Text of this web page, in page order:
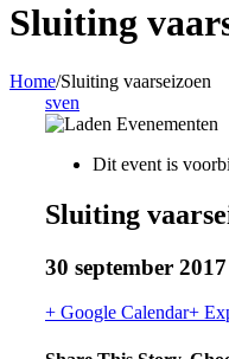
Sluiting
Home/Sluiting vaarseizoen
sven
Dit event is
Sluiting
30 september 2017
+ Google Calendar+